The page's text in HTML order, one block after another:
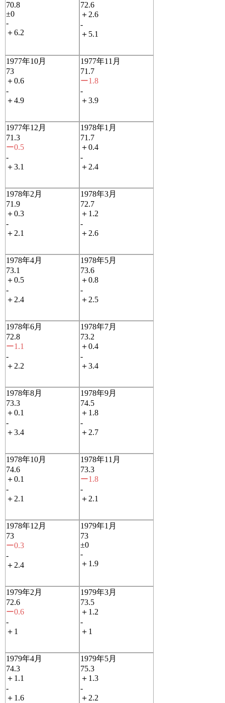
70.8
±0
-
＋6.2
72.6
＋2.6
-
＋5.1
1977年10月
73
＋0.6
-
＋4.9
1977年11月
71.7
ー1.8
-
＋3.9
1977年12月
71.3
ー0.5
-
＋3.1
1978年1月
71.7
＋0.4
-
＋2.4
1978年2月
71.9
＋0.3
-
＋2.1
1978年3月
72.7
＋1.2
-
＋2.6
1978年4月
73.1
＋0.5
-
＋2.4
1978年5月
73.6
＋0.8
-
＋2.5
1978年6月
72.8
ー1.1
-
＋2.2
1978年7月
73.2
＋0.4
-
＋3.4
1978年8月
73.3
＋0.1
-
＋3.4
1978年9月
74.5
＋1.8
-
＋2.7
1978年10月
74.6
＋0.1
-
＋2.1
1978年11月
73.3
ー1.8
-
＋2.1
1978年12月
73
ー0.3
-
＋2.4
1979年1月
73
±0
-
＋1.9
1979年2月
72.6
ー0.6
-
＋1
1979年3月
73.5
＋1.2
-
＋1
1979年4月
74.3
＋1.1
-
＋1.6
1979年5月
75.3
＋1.3
-
＋2.2